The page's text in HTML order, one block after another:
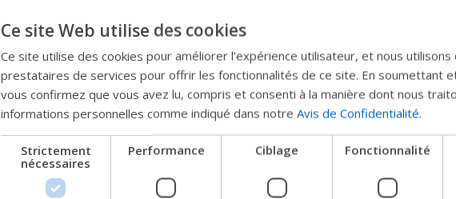
nouveau
Permobil
Nous testons un moyen
les produits, d'obtenir
l'entreprise et de trouver
Ce site Web utilise des cookies
Ce site utilise des cookies pour améliorer l'expérience utilisateur, et nous
prestataires de services pour offrir les fonctionnalités de ce site. En soumettant
vous confirmez que vous avez lu, compris et consenti à la manière dont nous
informations personnelles comme indiqué dans notre Avis de Confidentialité.
Strictement
nécessaires
Performance Ciblage Fonctionnalité